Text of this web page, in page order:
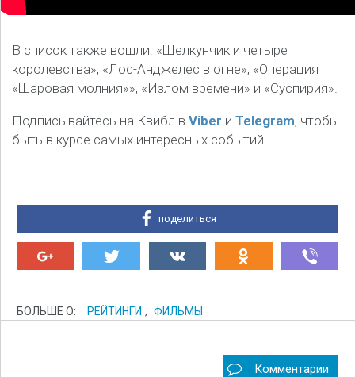
В список также вошли: «Щелкунчик и четыре
королевства», «Лос-Анджелес в огне», «Операция
«Шаровая молния»», «Излом времени» и «Суспирия».
Подписывайтесь на Квибл в Viber и Telegram, чтобы
быть в курсе самых интересных событий.
поделиться
БОЛЬШЕ О: РЕЙТИНГИ , ФИЛЬМЫ
Комментарии